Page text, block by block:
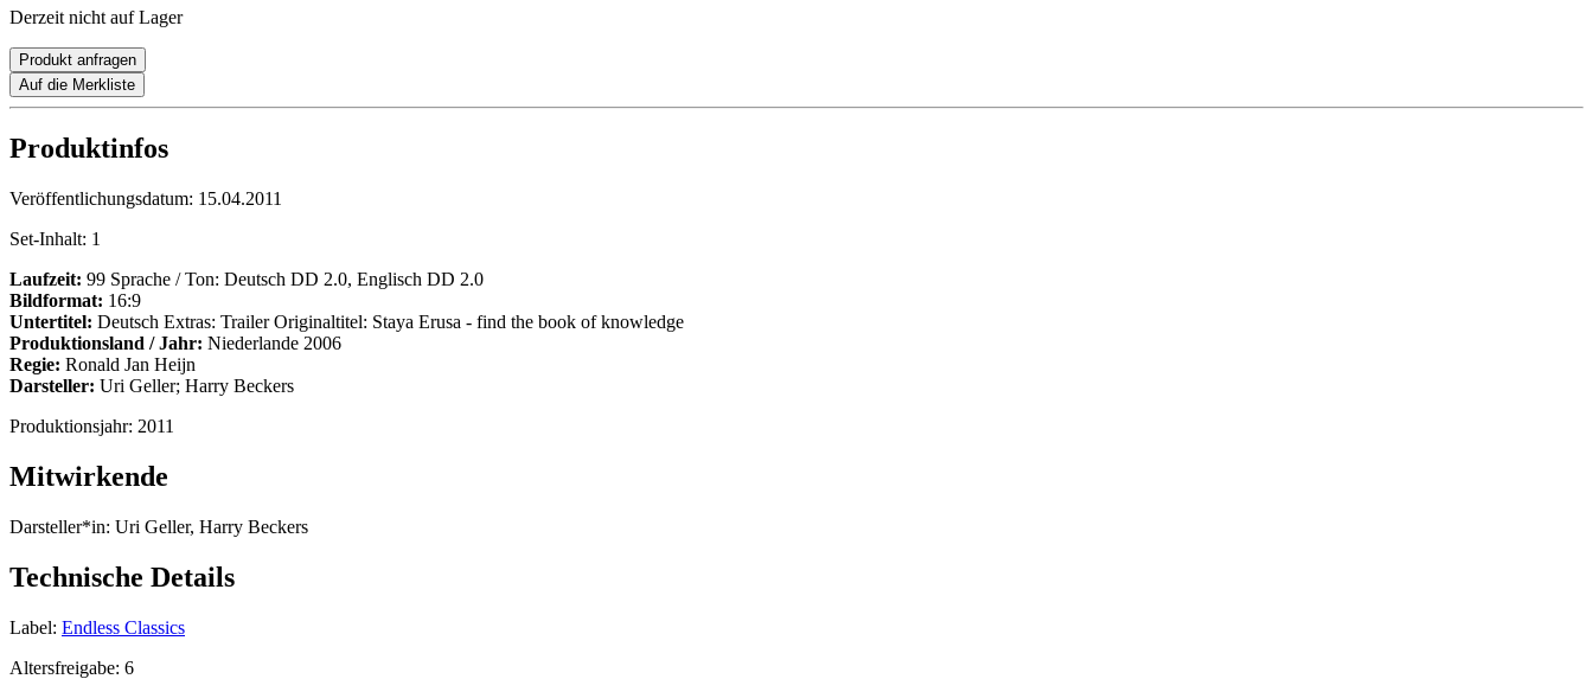
Derzeit nicht auf Lager
Produkt anfragen
Auf die Merkliste
Produktinfos
Veröffentlichungsdatum: 15.04.2011
Set-Inhalt: 1
Laufzeit: 99 Sprache / Ton: Deutsch DD 2.0, Englisch DD 2.0
Bildformat: 16:9
Untertitel: Deutsch Extras: Trailer Originaltitel: Staya Erusa - find the book of knowledge
Produktionsland / Jahr: Niederlande 2006
Regie: Ronald Jan Heijn
Darsteller: Uri Geller; Harry Beckers
Produktionsjahr: 2011
Mitwirkende
Darsteller*in: Uri Geller, Harry Beckers
Technische Details
Label: Endless Classics
Altersfreigabe: 6